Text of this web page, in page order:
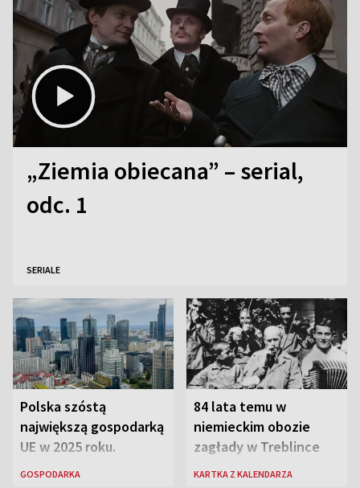
„Ziemia obiecana” – serial,
odc. 1
SERIALE
Polska szóstą
największą gospodarką
UE w 2025 roku.
Najnowsze dane
GOSPODARKA
84 lata temu w
niemieckim obozie
zagłady w Treblince
zmarł Janusz Korczak
KARTKA Z KALENDARZA